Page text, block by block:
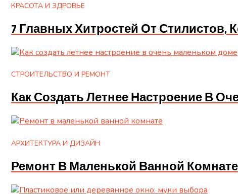
КРАСОТА И ЗДРОВЬЕ
7 Главных Хитростей От
СТРОИТЕЛЬСТВО И РЕМОНТ
Как Создать Летнее Настроение В
АРХИТЕКТУРА И ДИЗАЙН
Ремонт В Маленькой Ванной Комнате